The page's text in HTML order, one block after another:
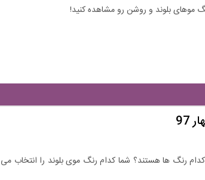
موهای بلوند و روشن رو مشاهده کنید!
جدیدترین رنگ موهای بلوند برای عید 97 و بهار 2018 کدام رنگ ها هستند؟ شما کدام رنگ موی بلوند را انتخاب می